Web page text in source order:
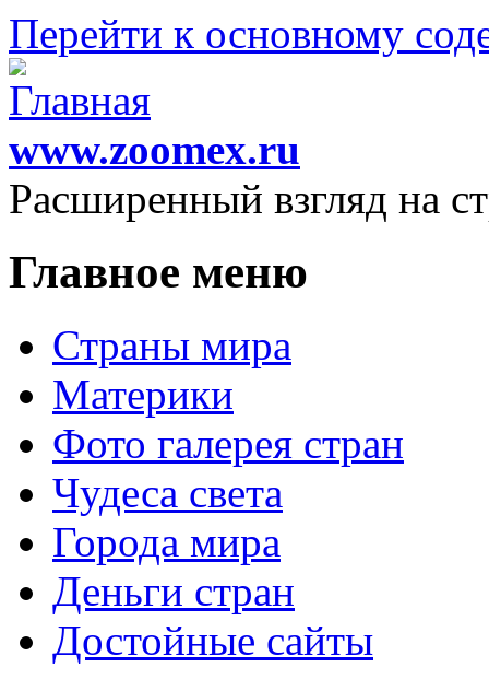
Перейти к основному
www.zoomex.ru
Расширенный взгляд на
Главное меню
Страны мира
Материки
Фото галерея стран
Чудеса света
Города мира
Деньги стран
Достойные сайты